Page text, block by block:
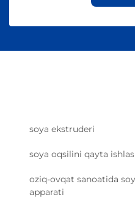
soya ekstruderi
soya oqsilini qayta
oziq-ovqat sanoatida
apparati